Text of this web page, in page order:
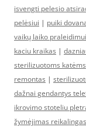
isvengti pelesio
pelėsiui | puiki
vaikų laiko praleidimui
kaciu kraikas |
sterilizuotoms katėms
remontas |
dažnai gendantys
ikrovimo stoteliu
žymėjimas reikalingas